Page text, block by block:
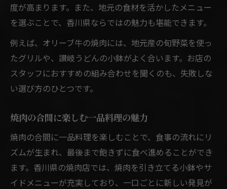
度が高まります。また、地元の食材を活かしたメニュー
を選ぶことで、香川県ならではの魅力も堪能できます。
例えば、オリーブ牛の焼肉には、地元産の旬野菜を使っ
たグリルや、讃岐うどんの小鉢がよく合います。お店の
スタッフにおすすめの組み合わせを聞くのも、失敗しな
い選び方のひとつです。
焼肉の合間に楽しむ一品料理の魅力
焼肉の合間に一品料理を楽しむことで、食事の流れにリ
ズムが生まれ、最後まで飽きずに食べ進めることができ
ます。香川県の焼肉店では、焼肉を引き立てる小鉢やサ
イドメニューが充実しており、一口ごとに新しい発見が